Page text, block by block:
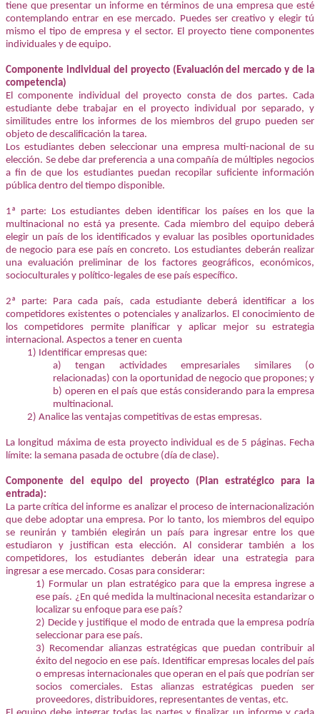
tiene que presentar un informe en términos de una empresa que esté
contemplando entrar en ese mercado. Puedes ser creativo y elegir tú
mismo el tipo de empresa y el sector. El proyecto tiene componentes
individuales y de equipo.
Componente individual del proyecto (Evaluación del mercado y de la
competencia)
El componente individual del proyecto consta de dos partes. Cada
estudiante debe trabajar en el proyecto individual por separado, y
similitudes entre los informes de los miembros del grupo pueden ser
objeto de descalificación la tarea.
Los estudiantes deben seleccionar una empresa multi-nacional de su
elección. Se debe dar preferencia a una compañía de múltiples negocios
a fin de que los estudiantes puedan recopilar suficiente información
pública dentro del tiempo disponible.
1ª parte: Los estudiantes deben identificar los países en los que la
multinacional no está ya presente. Cada miembro del equipo deberá
elegir un país de los identificados y evaluar las posibles oportunidades
de negocio para ese país en concreto. Los estudiantes deberán realizar
una evaluación preliminar de los factores geográficos, económicos,
socioculturales y político-legales de ese país específico.
2ª parte: Para cada país, cada estudiante deberá identificar a los
competidores existentes o potenciales y analizarlos. El conocimiento de
los competidores permite planificar y aplicar mejor su estrategia
internacional. Aspectos a tener en cuenta
1) Identificar empresas que:
a) tengan actividades empresariales similares (o
relacionadas) con la oportunidad de negocio que propones; y
b) operen en el país que estás considerando para la empresa
multinacional.
2) Analice las ventajas competitivas de estas empresas.
La longitud máxima de esta proyecto individual es de 5 páginas. Fecha
límite: la semana pasada de octubre (día de clase).
Componente del equipo del proyecto (Plan estratégico para la
entrada):
La parte crítica del informe es analizar el proceso de internacionalización
que debe adoptar una empresa. Por lo tanto, los miembros del equipo
se reunirán y también elegirán un país para ingresar entre los que
estudiaron y justifican esta elección. Al considerar también a los
competidores, los estudiantes deberán idear una estrategia para
ingresar a ese mercado. Cosas para considerar:
1) Formular un plan estratégico para que la empresa ingrese a
ese país. ¿En qué medida la multinacional necesita estandarizar o
localizar su enfoque para ese país?
2) Decide y justifique el modo de entrada que la empresa podría
seleccionar para ese país.
3) Recomendar alianzas estratégicas que puedan contribuir al
éxito del negocio en ese país. Identificar empresas locales del país
o empresas internacionales que operan en el país que podrían ser
socios comerciales. Estas alianzas estratégicas pueden ser
proveedores, distribuidores, representantes de ventas, etc.